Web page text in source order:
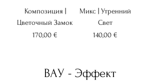
Композиция |
Цветочный Замок
Цена
170,00 €
Микс | Утренний
Свет
Цена
140,00 €
ВАУ - Эффект